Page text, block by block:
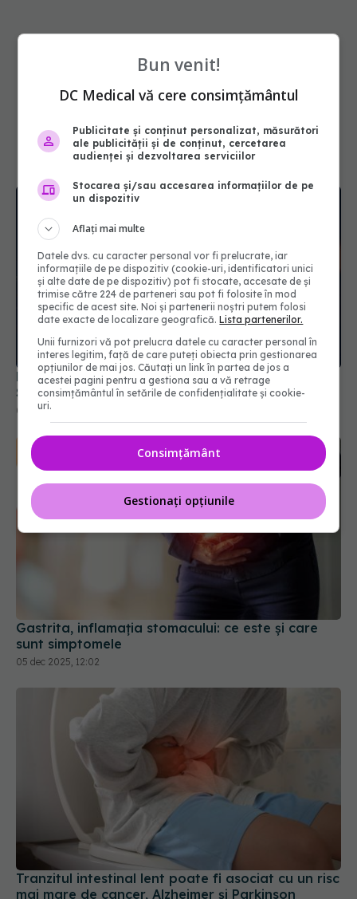
Drojdia care vindecă intestinul. Cum funcționează
Saccharomyces Boulardii și când trebuie evitată
01 mai 2026, 15:41
Gastrita, inflamația stomacului: ce este și care
05 dec 2025, 12:02
Tranzitul intestinal lent poate fi asociat cu un risc
mai mare de cancer, Alzheimer și Parkinson
31 iul 2026, 17:58
Bun venit!
DC Medical vă cere consimțământul
Publicitate și conținut personalizat, măsurători
ale publicității și de conținut, cercetarea
audienței și dezvoltarea serviciilor
Stocarea și/sau accesarea informațiilor de pe
un dispozitiv
Aflați mai multe
Datele dvs. cu caracter personal vor fi prelucrate, iar
informațiile de pe dispozitiv (cookie-uri, identificatori unici
și alte date de pe dispozitiv) pot fi stocate, accesate de și
trimise către 224 de parteneri sau pot fi folosite în mod
specific de acest site. Noi și partenerii noștri putem folosi
date exacte de localizare geografică.Lista partenerilor.
Unii furnizori vă pot prelucra datele cu caracter personal în
interes legitim, față de care puteți obiecta prin gestionarea
opțiunilor de mai jos. Căutați un link în partea de jos a
acestei pagini pentru a gestiona sau a vă retrage
consimțământul în setările de confidențialitate și cookie-
uri.
Consimțământ
Gestionați opțiunile